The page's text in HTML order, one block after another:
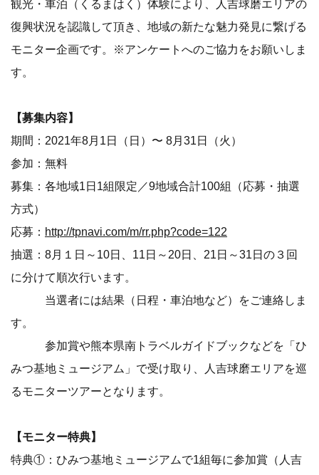
観光・車泊（くるまはく）体験により、人吉球磨エリアの
復興状況を認識して頂き、地域の新たな魅力発見に繋げる
モニター企画です。※アンケートへのご協力をお願いしま
す。
【募集内容】
期間：2021年8月1日（日）〜 8月31日（火）
参加：無料
募集：各地域1日1組限定／9地域合計100組（応募・抽選
方式）
応募： http://tpnavi.com/m/rr.php?code=122
抽選：8月１日～10日、11日～20日、21日～31日の３回
に分けて順次行います。
当選者には結果（日程・車泊地など）をご連絡しま
す。
参加賞や熊本県南トラベルガイドブックなどを「ひ
みつ基地ミュージアム」で受け取り、人吉球磨エリアを巡
るモニターツアーとなります。
【モニター特典】
特典①：ひみつ基地ミュージアムで1組毎に参加賞（人吉